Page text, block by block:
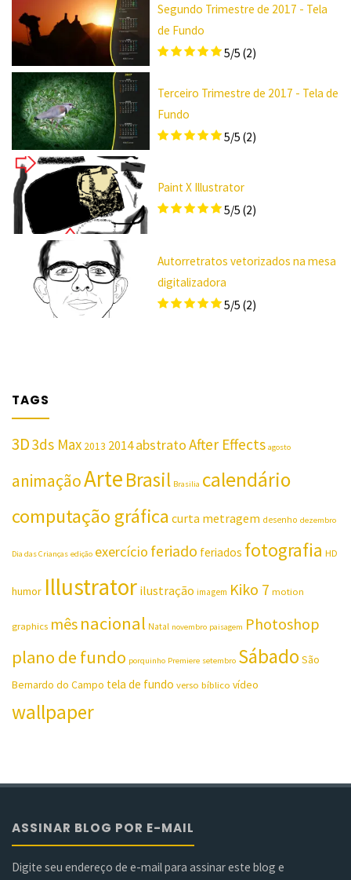
Segundo Trimestre de 2017 - Tela
de Fundo
5/5 (2)
Terceiro Trimestre de 2017 - Tela de
Fundo
5/5 (2)
Paint X Illustrator
5/5 (2)
Autorretratos vetorizados na mesa
digitalizadora
5/5 (2)
TAGS
3D3ds Max 2013 2014abstratoAfter Effects agosto
animaçãoArteBrasil Brasilia calendário
computação gráfica curta metragem desenho dezembro
Dia das Crianças edição exercício feriado feriados fotografia HD
humor Illustrator ilustração imagem Kiko 7 motion
graphics mês nacional Natal novembro paisagem Photoshop
plano de fundo porquinho Premiere setembro Sábado São
Bernardo do Campo tela de fundo verso bíblico vídeo
wallpaper
ASSINAR BLOG POR E-MAIL
Digite seu endereço de e-mail para assinar este blog e